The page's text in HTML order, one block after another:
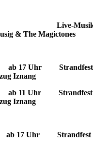
Live-Musik in
& The Magictones
ab 17 Uhr
Iznang
ab 11 Uhr
Iznang
ab 17 Uhr